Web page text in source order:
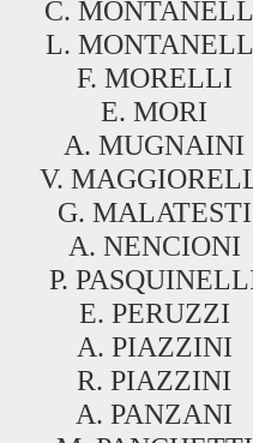
C.
L.
F. MORELLI
E. MORI
A. MUGNAINI
V.
G. MALATESTI
A. NENCIONI
P.
E. PERUZZI
A. PIAZZINI
R. PIAZZINI
A. PANZANI